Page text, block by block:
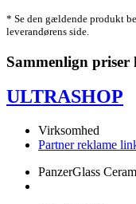
* Se den gældende produkt
leverandørens side.
Sammenlign priser
ULTRASHOP
Virksomhed
Partner reklame
PanzerGlass